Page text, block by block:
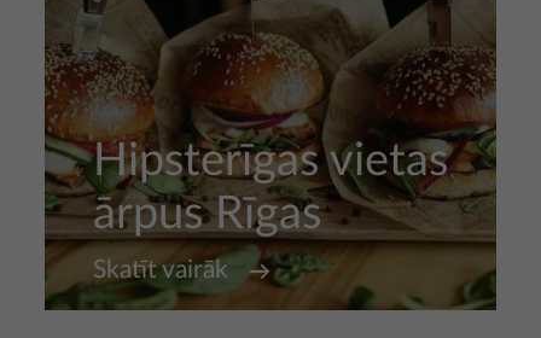
Hipsterīgas vietas
ārpus Rīgas
Skatīt vairāk